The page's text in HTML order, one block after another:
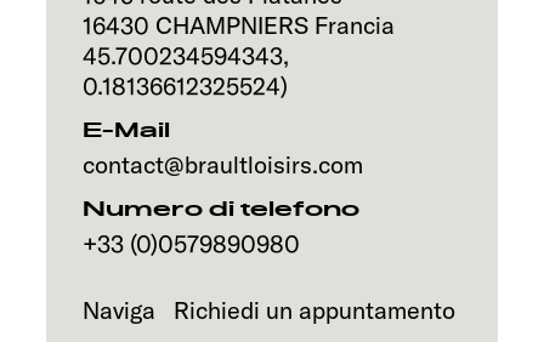
Servizi
16430 CHAMPNIERS Francia
45.700234594343,
0.18136612325524)
E-Mail
contact@braultloisirs.com
Numero di telefono
+33 (0)0579890980
Naviga Richiedi un appuntamento